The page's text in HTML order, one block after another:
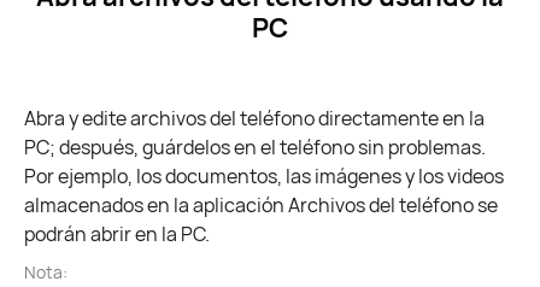
PC
Abra y edite archivos del teléfono directamente en la
PC; después, guárdelos en el teléfono sin problemas.
Por ejemplo, los documentos, las imágenes y los videos
almacenados en la aplicación Archivos del teléfono se
podrán abrir en la PC.
Nota: